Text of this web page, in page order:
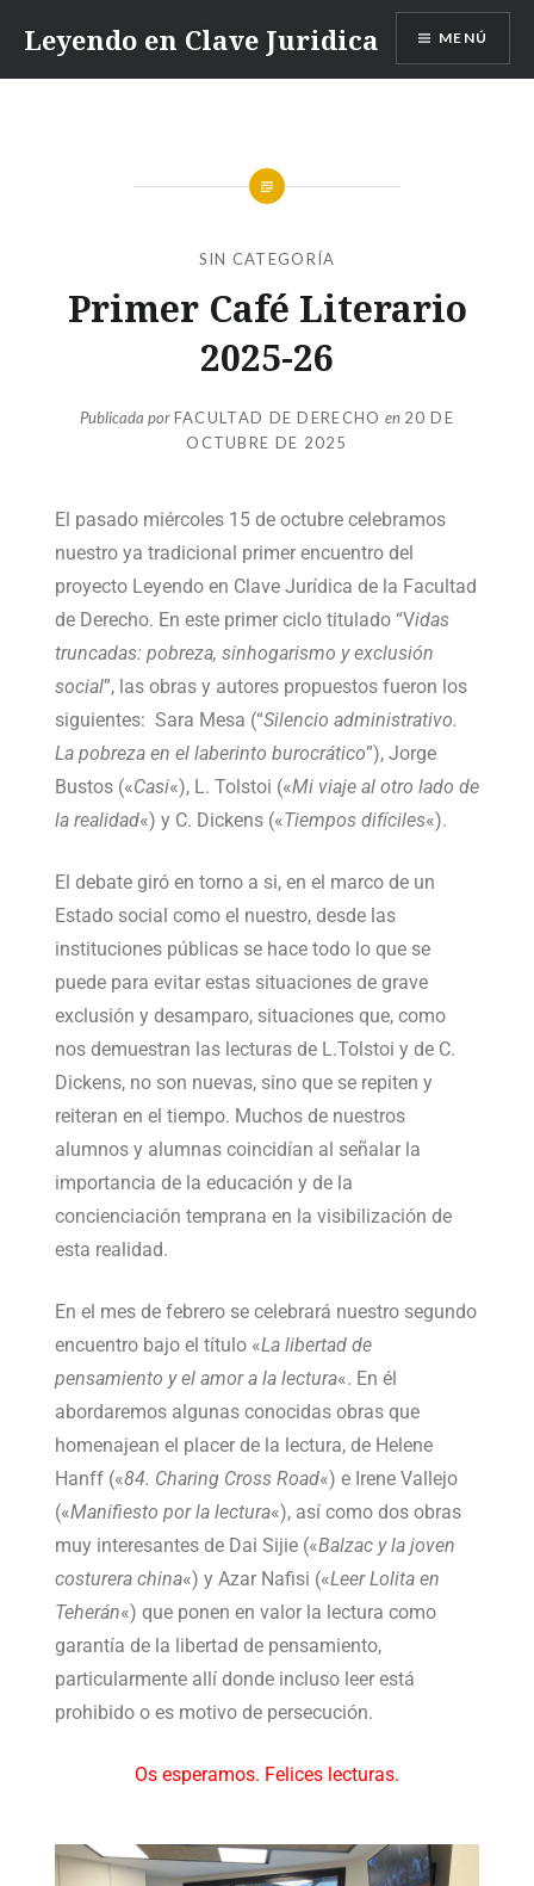
Leyendo en Clave Juridica MENÚ
SIN CATEGORÍA
Primer Café Literario
2025-26
Publicada porFACULTAD DE DERECHO en 20 DE
OCTUBRE DE 2025
El pasado miércoles 15 de octubre celebramos
nuestro ya tradicional primer encuentro del
proyecto Leyendo en Clave Jurídica de la Facultad
de Derecho. En este primer ciclo titulado “Vidas
truncadas: pobreza, sinhogarismo y exclusión
social”, las obras y autores propuestos fueron los
siguientes: Sara Mesa (“Silencio administrativo.
La pobreza en el laberinto burocrático”), Jorge
Bustos («Casi«), L. Tolstoi («Mi viaje al otro lado de
la realidad«) y C. Dickens («Tiempos difíciles«).
El debate giró en torno a si, en el marco de un
Estado social como el nuestro, desde las
instituciones públicas se hace todo lo que se
puede para evitar estas situaciones de grave
exclusión y desamparo, situaciones que, como
nos demuestran las lecturas de L.Tolstoi y de C.
Dickens, no son nuevas, sino que se repiten y
reiteran en el tiempo. Muchos de nuestros
alumnos y alumnas coincidían al señalar la
importancia de la educación y de la
concienciación temprana en la visibilización de
esta realidad.
En el mes de febrero se celebrará nuestro segundo
encuentro bajo el título «La libertad de
pensamiento y el amor a la lectura«. En él
abordaremos algunas conocidas obras que
homenajean el placer de la lectura, de Helene
Hanff («84. Charing Cross Road«) e Irene Vallejo
(«Manifiesto por la lectura«), así como dos obras
muy interesantes de Dai Sijie («Balzac y la joven
costurera china«) y Azar Nafisi («Leer Lolita en
Teherán«) que ponen en valor la lectura como
garantía de la libertad de pensamiento,
particularmente allí donde incluso leer está
prohibido o es motivo de persecución.
Os esperamos. Felices lecturas.